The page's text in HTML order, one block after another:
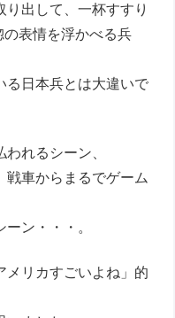
り出して、一杯すすり
の表情を浮かべる兵
る日本兵とは大違いで
れるシーン、
戦車からまるでゲーム
ン・・・。
メリカすごいよね」的